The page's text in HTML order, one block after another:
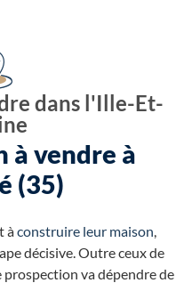
dans l'Ille-Et-
à vendre à
(35)
àconstruire leur maison,
décisive. Outre ceux de
va dépendre de